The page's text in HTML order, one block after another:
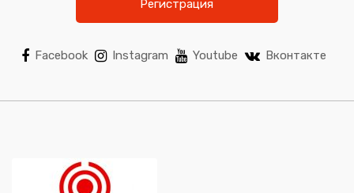
Регистрация
Facebook Instagram Youtube Вконтакте